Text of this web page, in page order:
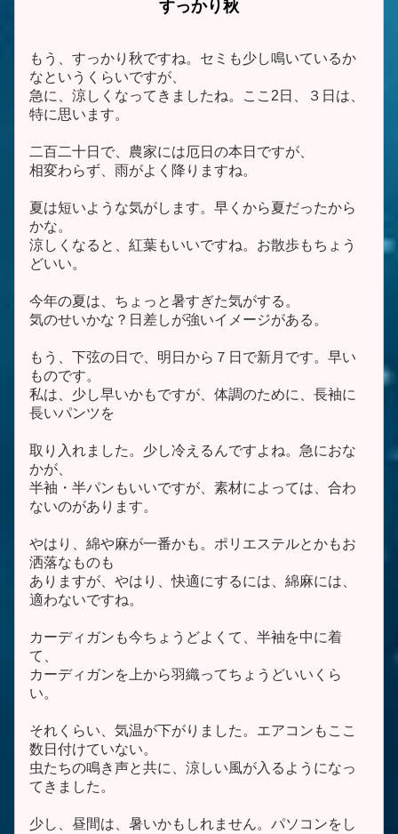
すっかり秋
もう、すっかり秋ですね。セミも少し鳴いているか
なというくらいですが、
急に、涼しくなってきましたね。ここ2日、３日は、
特に思います。
二百二十日で、農家には厄日の本日ですが、
相変わらず、雨がよく降りますね。
夏は短いような気がします。早くから夏だったから
かな。
涼しくなると、紅葉もいいですね。お散歩もちょう
どいい。
今年の夏は、ちょっと暑すぎた気がする。
気のせいかな？日差しが強いイメージがある。
もう、下弦の日で、明日から７日で新月です。早い
ものです。
私は、少し早いかもですが、体調のために、長袖に
長いパンツを
取り入れました。少し冷えるんですよね。急におな
かが、
半袖・半パンもいいですが、素材によっては、合わ
ないのがあります。
やはり、綿や麻が一番かも。ポリエステルとかもお
洒落なものも
ありますが、やはり、快適にするには、綿麻には、
適わないですね。
カーディガンも今ちょうどよくて、半袖を中に着
て、
カーディガンを上から羽織ってちょうどいいくら
い。
それくらい、気温が下がりました。エアコンもここ
数日付けていない。
虫たちの鳴き声と共に、涼しい風が入るようになっ
てきました。
少し、昼間は、暑いかもしれません。パソコンをし